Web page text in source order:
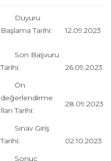
Duyuru
Başlama Tarihi:
12.09.2023
Son Başvuru
Tarihi:
26.09.2023
Ön
değerlendirme
İlan Tarihi:
28.09.2023
Sınav Giriş
Tarihi:
02.10.2023
Sonuç